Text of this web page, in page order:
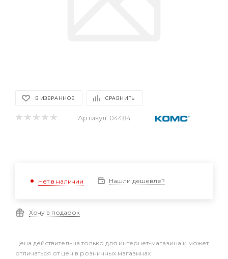
В ИЗБРАННОЕ СРАВНИТЬ
Артикул: 04484
Нет в наличии Нашли дешевле?
Хочу в подарок
Цена действительна только для интернет-магазина и может
отличаться от цен в розничных магазинах